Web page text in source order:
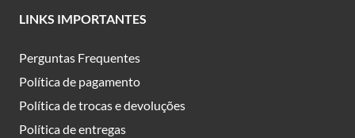
LINKS IMPORTANTES
Perguntas Frequentes
Política de pagamento
Política de trocas e devoluções
Política de entregas